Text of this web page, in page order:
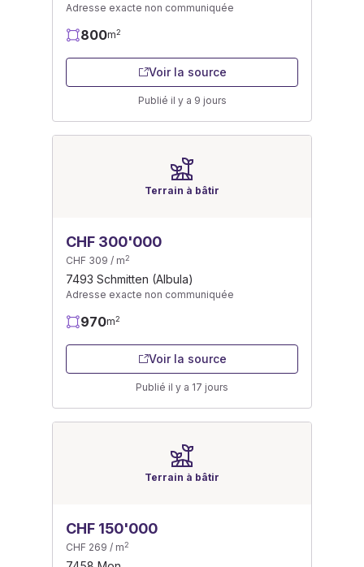
Adresse exacte non communiquée
800m2
Voir la source
Publié il y a 9 jours
Terrain à bâtir
CHF 300'000
CHF 309 / m2
7493 Schmitten (Albula)
Adresse exacte non communiquée
970m2
Voir la source
Publié il y a 17 jours
Terrain à bâtir
CHF 150'000
CHF 269 / m2